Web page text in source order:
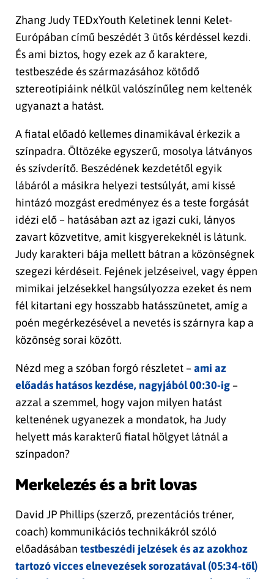
Zhang Judy TEDxYouth Keletinek lenni Kelet-
Európában című beszédét 3 ütős kérdéssel kezdi.
És ami biztos, hogy ezek az ő karaktere,
testbeszéde és származásához kötődő
sztereotípiáink nélkül valószínűleg nem keltenék
ugyanazt a hatást.
A fiatal előadó kellemes dinamikával érkezik a
színpadra. Öltözéke egyszerű, mosolya látványos
és szívderítő. Beszédének kezdetétől egyik
lábáról a másikra helyezi testsúlyát, ami kissé
hintázó mozgást eredményez és a teste forgását
idézi elő – hatásában azt az igazi cuki, lányos
zavart közvetítve, amit kisgyerekeknél is látunk.
Judy karakteri bája mellett bátran a közönségnek
szegezi kérdéseit. Fejének jelzéseivel, vagy éppen
mimikai jelzésekkel hangsúlyozza ezeket és nem
fél kitartani egy hosszabb hatásszünetet, amíg a
poén megérkezésével a nevetés is szárnyra kap a
közönség sorai között.
Nézd meg a szóban forgó részletet –ami az
előadás hatásos kezdése, nagyjából 00:30-ig–
azzal a szemmel, hogy vajon milyen hatást
keltenének ugyanezek a mondatok, ha Judy
helyett más karakterű fiatal hölgyet látnál a
színpadon?
Merkelezés és a brit lovas
David JP Phillips (szerző, prezentációs tréner,
coach) kommunikációs technikákról szóló
előadásában testbeszédi jelzések és az azokhoz
tartozó vicces elnevezések sorozatával (05:34-től)